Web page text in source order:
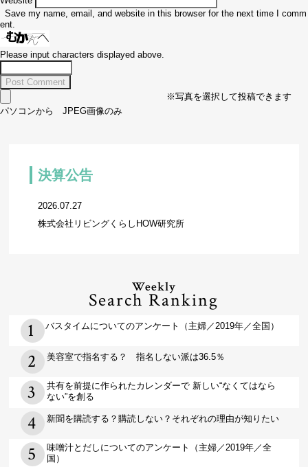
Save my name, email, and website in this browser for the next time I comm
ent.
Please input characters displayed above.
※写真を選択して投稿できます
パソコンから JPEG画像のみ
決算公告
2026.07.27
株式会社リビングくらしHOW研究所
Weekly
Search Ranking
バスタイムについてのアンケート（主婦／2019年／全国）
美容室で指名する？ 指名しない派は36.5％
共有を前提に作られたカレンダーで 新しい“なくてはなら
ない”を創る
新聞を購読する？購読しない？それぞれの理由が知りたい
味噌汁とだしについてのアンケート（主婦／2019年／全
国）